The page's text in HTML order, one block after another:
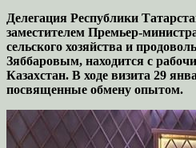
Делегация Республики
заместителем Премьер-
сельского хозяйства и
Зяббаровым, находится с
Казахстан. В ходе визита 29
посвященные обмену опытом.